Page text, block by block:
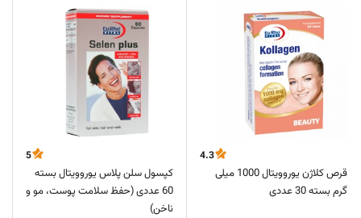
4.3
قرص کلاژن یوروویتال 1000 میلی
گرم بسته 30 عددی
5
کپسول سلن پلاس یوروویتال بسته
60 عددی (حفظ سلامت پوست، مو و
ناخن)